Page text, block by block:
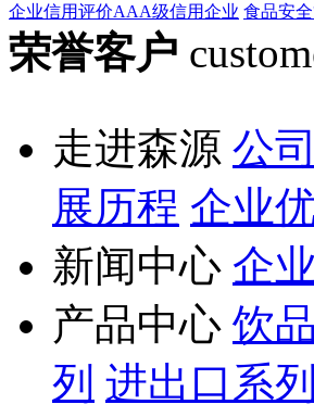
企业信用评价AAA级信用企业 食品安
荣誉客户
走进森源 公
展历程 企业
新闻中心 企
产品中心 饮
列 进出口系列